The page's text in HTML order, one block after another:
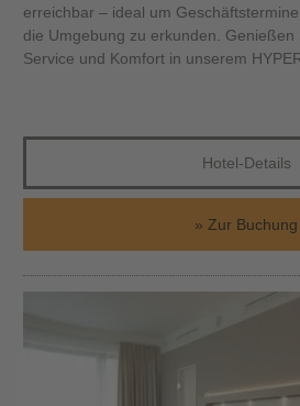
erreichbar – ideal um
die Umgebung zu erkunden. Genießen
Service und Komfort in unserem
Hotel-Details
Zur Buchung